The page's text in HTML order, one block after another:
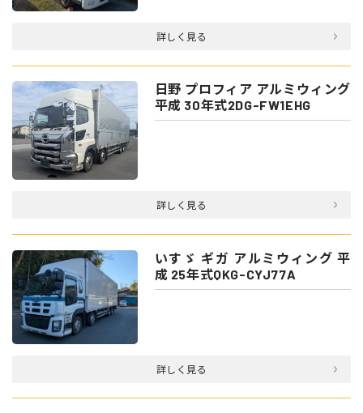
詳しく見る
日野 プロフィア アルミウィング
平成 30年式2DG-FW1EHG
詳しく見る
いすゞ ギガ アルミウィング 平
成 25年式QKG-CYJ77A
詳しく見る